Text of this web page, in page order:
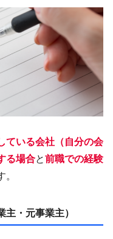
ている会社（自分の会
る場合と前職での経験
・元事業主）